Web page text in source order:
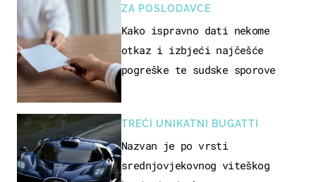
ZA POSLODAVCE
Kako ispravno dati nekome
otkaz i izbjeći najčešće
pogreške te sudske sporove
TREĆI UNIKATNI BUGATTI
Nazvan je po vrsti
srednjovjekovnog viteškog